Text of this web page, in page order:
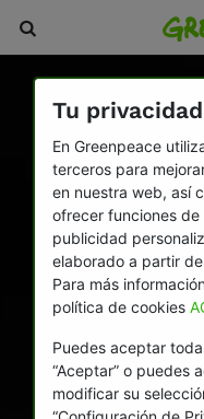
Tu
En Greenpeace
terceros para
en nuestra web, así
ofrecer funciones
publicidad
elaborado a partir
Para más
política de cookies
Puedes aceptar
“Aceptar” o puedes
modificar su